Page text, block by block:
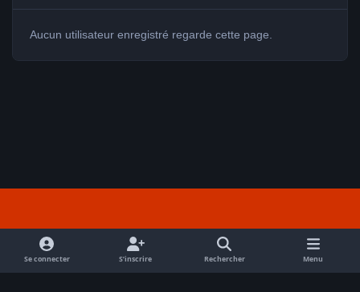
Aucun utilisateur enregistré regarde cette page.
f
a
c
Se connecter S’inscrire Rechercher Menu